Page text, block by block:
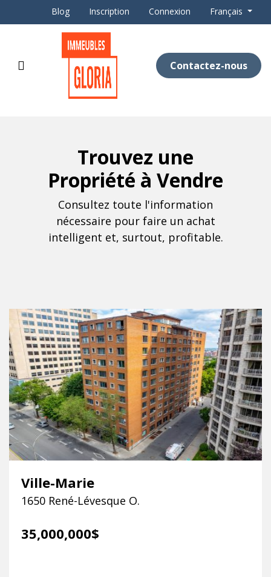
Blog Inscription Connexion Français
Contactez-nous
Trouvez une
Propriété à Vendre
Consultez toute l'information
nécessaire pour faire un achat
intelligent et, surtout, profitable.
Ville-Marie
1650 René-Lévesque O.
35,000,000$